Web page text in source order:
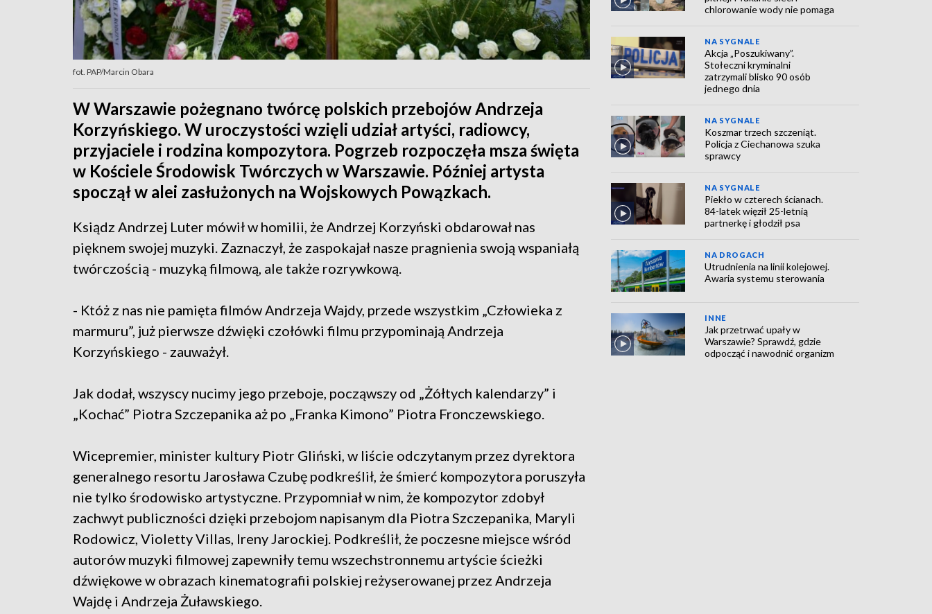
fot. PAP/Marcin Obara
W Warszawie pożegnano twórcę polskich przebojów Andrzeja
Korzyńskiego. W uroczystości wzięli udział artyści, radiowcy,
przyjaciele i rodzina kompozytora. Pogrzeb rozpoczęła msza święta
w Kościele Środowisk Twórczych w Warszawie. Później artysta
spoczął w alei zasłużonych na Wojskowych Powązkach.
Ksiądz Andrzej Luter mówił w homilii, że Andrzej Korzyński obdarował nas
pięknem swojej muzyki. Zaznaczył, że zaspokajał nasze pragnienia swoją wspaniałą
twórczością - muzyką filmową, ale także rozrywkową.
- Któż z nas nie pamięta filmów Andrzeja Wajdy, przede wszystkim „Człowieka z
marmuru”, już pierwsze dźwięki czołówki filmu przypominają Andrzeja
Korzyńskiego - zauważył.
Jak dodał, wszyscy nucimy jego przeboje, począwszy od „Żółtych kalendarzy” i
„Kochać” Piotra Szczepanika aż po „Franka Kimono” Piotra Fronczewskiego.
Wicepremier, minister kultury Piotr Gliński, w liście odczytanym przez dyrektora
generalnego resortu Jarosława Czubę podkreślił, że śmierć kompozytora poruszyła
nie tylko środowisko artystyczne. Przypomniał w nim, że kompozytor zdobył
zachwyt publiczności dzięki przebojom napisanym dla Piotra Szczepanika, Maryli
Rodowicz, Violetty Villas, Ireny Jarockiej. Podkreślił, że poczesne miejsce wśród
autorów muzyki filmowej zapewniły temu wszechstronnemu artyście ścieżki
dźwiękowe w obrazach kinematografii polskiej reżyserowanej przez Andrzeja
Wajdę i Andrzeja Żuławskiego.
chlorowanie wody nie pomaga
NA SYGNALE
Akcja „Poszukiwany”.
Stołeczni kryminalni
zatrzymali blisko 90 osób
jednego dnia
NA SYGNALE
Koszmar trzech szczeniąt.
Policja z Ciechanowa szuka
sprawcy
NA SYGNALE
Piekło w czterech ścianach.
84-latek więził 25-letnią
partnerkę i głodził psa
NA DROGACH
Utrudnienia na linii kolejowej.
Awaria systemu sterowania
INNE
Jak przetrwać upały w
Warszawie? Sprawdź, gdzie
odpocząć i nawodnić organizm